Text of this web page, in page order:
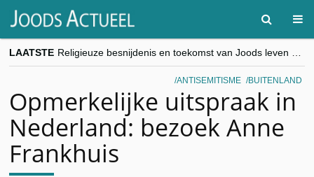
LAATSTE
“Besnijdenisdebat toont hoe moeilijk seculiere Westen minderheden begrijpt”, Jinnih Beels (Vooruit)
CITYTRIP | ROEMENIË – Boekarest: de verrassing van Oost-Europa
goKosher lanceert nieuwe website en samenwerking met Mishpacha voor kosher travel en simchas wereldwijd
ANTISEMITISME BUITENLAND
Opmerkelijke uitspraak in
Nederland: bezoek Anne
Frankhuis